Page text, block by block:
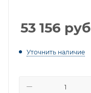
53 156 руб
Уточнить наличие